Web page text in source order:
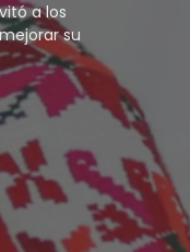
a los
su